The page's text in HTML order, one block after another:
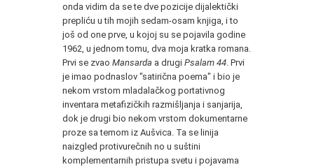
onda vidim da se te dve pozicije dijalektički
prepliću u tih mojih sedam-osam knjiga, i to
još od one prve, u kojoj su se pojavila godine
1962, u jednom tomu, dva moja kratka romana.
Prvi se zvao Mansarda a drugi Psalam 44 . Prvi
je imao podnaslov "satirična poema" i bio je
nekom vrstom mladalačkog portativnog
inventara metafizičkih razmišljanja i sanjarija,
dok je drugi bio nekom vrstom dokumentarne
proze sa temom iz Aušvica. Ta se linija
naizgled protivurečnih no u suštini
komplementarnih pristupa svetu i pojavama